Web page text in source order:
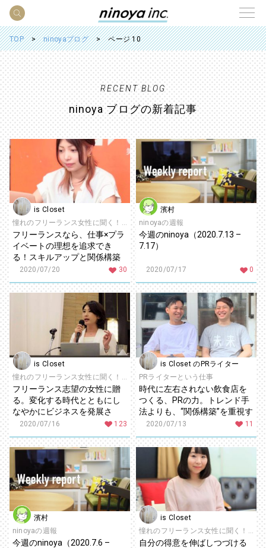
TOP ninoyaブログ ページ 10
RECENT BLOG
ninoya ブログの新着記事
is Closet
2020/07/20
憧れのフリーランス女性に聞く！ときめくキャリアの創り方
フリーランスなら、仕事×プラ
イベートの理想を追求でき
る！スキルアップと関係構築
で、自分らしい働き方を実
現〜採用コンサル・広報PR支
援 榎本ゆりあさん〜
30
濱村
2020/07/17
ninoyaの週報
今週のninoya（2020.7.13 –
7.17）
0
is Closet
2020/07/16
フリーランス志望の女性に贈
る。変化する時代とともにし
なやかにビジネスを発展さ
せ、継続的にお客様から支持
スエイツ代表 財津ユカさん～
123
is Closet のPRライター
2020/07/13
PRライターという仕事
時代に左右されない飲食店を
つくる、PRの力。トレンド手
法よりも、“関係構築”を重視す
るPRが、これからの経営のポ
佐藤淳一さん・COO苅部大樹
11
濱村
ninoyaの週報
今週のninoya（2020.7.6 –
is Closet
自分の得意を伸ばしつづける